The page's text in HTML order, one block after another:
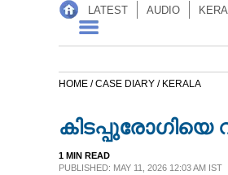
LATEST AUDIO
HOME /CASE DIARY / KERALA
കിടപ്പുരോഗിയെ
1 MIN READ
PUBLISHED: MAY 11, 2026 12:03 AM IST